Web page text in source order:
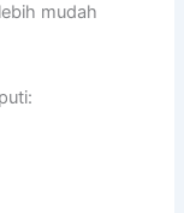
mudah